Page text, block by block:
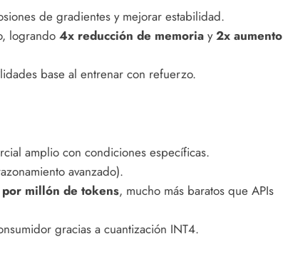
de gradientes y mejorar estabilidad.
logrando 4x reducción de memoriay2x aumento
base al entrenar con refuerzo.
amplio con condiciones específicas.
avanzado).
millón de tokens, mucho más baratos que APIs
gracias a cuantización INT4.